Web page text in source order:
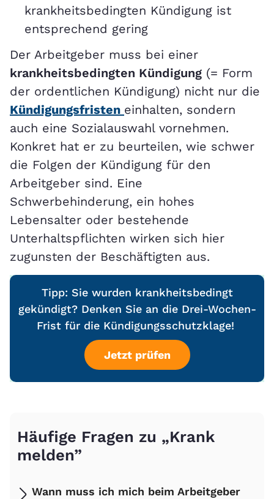
krankheitsbedingten Kündigung ist
entsprechend gering
Der Arbeitgeber muss bei einer
krankheitsbedingten Kündigung (= Form
der ordentlichen Kündigung) nicht nur die
Kündigungsfristen einhalten, sondern
auch eine Sozialauswahl vornehmen.
Konkret hat er zu beurteilen, wie schwer
die Folgen der Kündigung für den
Arbeitgeber sind. Eine
Schwerbehinderung, ein hohes
Lebensalter oder bestehende
Unterhaltspflichten wirken sich hier
zugunsten der Beschäftigten aus.
Tipp: Sie wurden krankheitsbedingt
gekündigt? Denken Sie an die Drei-Wochen-
Frist für die Kündigungsschutzklage!
Jetzt prüfen
Häufige Fragen zu „Krank
melden”
Wann muss ich mich beim Arbeitgeber